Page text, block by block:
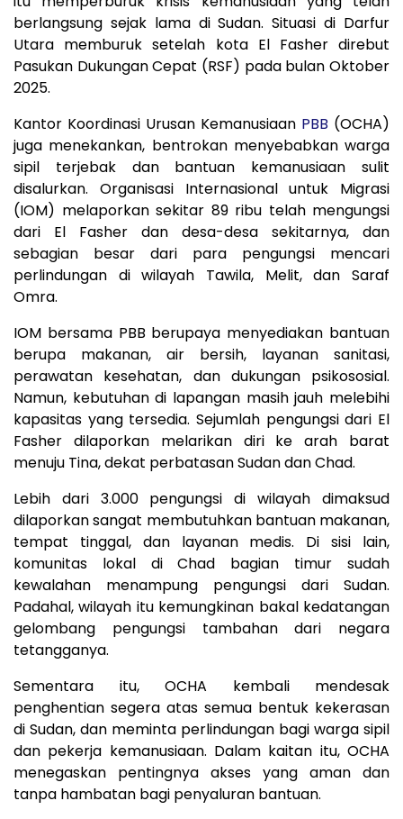
berlangsung sejak lama di Sudan. Situasi di Darfur
Utara memburuk setelah kota El Fasher direbut
Pasukan Dukungan Cepat (RSF) pada bulan Oktober
2025.
Kantor Koordinasi Urusan Kemanusiaan PBB (OCHA)
juga menekankan, bentrokan menyebabkan warga
sipil terjebak dan bantuan kemanusiaan sulit
disalurkan. Organisasi Internasional untuk Migrasi
(IOM) melaporkan sekitar 89 ribu telah mengungsi
dari El Fasher dan desa-desa sekitarnya, dan
sebagian besar dari para pengungsi mencari
perlindungan di wilayah Tawila, Melit, dan Saraf
Omra.
IOM bersama PBB berupaya menyediakan bantuan
berupa makanan, air bersih, layanan sanitasi,
perawatan kesehatan, dan dukungan psikososial.
Namun, kebutuhan di lapangan masih jauh melebihi
kapasitas yang tersedia. Sejumlah pengungsi dari El
Fasher dilaporkan melarikan diri ke arah barat
menuju Tina, dekat perbatasan Sudan dan Chad.
Lebih dari 3.000 pengungsi di wilayah dimaksud
dilaporkan sangat membutuhkan bantuan makanan,
tempat tinggal, dan layanan medis. Di sisi lain,
komunitas lokal di Chad bagian timur sudah
kewalahan menampung pengungsi dari Sudan.
Padahal, wilayah itu kemungkinan bakal kedatangan
gelombang pengungsi tambahan dari negara
tetangganya.
Sementara itu, OCHA kembali mendesak
penghentian segera atas semua bentuk kekerasan
di Sudan, dan meminta perlindungan bagi warga sipil
dan pekerja kemanusiaan. Dalam kaitan itu, OCHA
menegaskan pentingnya akses yang aman dan
tanpa hambatan bagi penyaluran bantuan.